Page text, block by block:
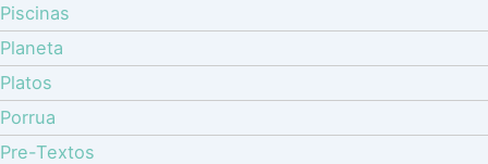
Piscinas
Planeta
Platos
Porrua
Pre-Textos